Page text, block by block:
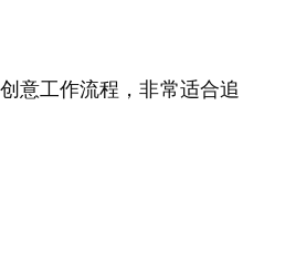
意工作流程，非常适合追